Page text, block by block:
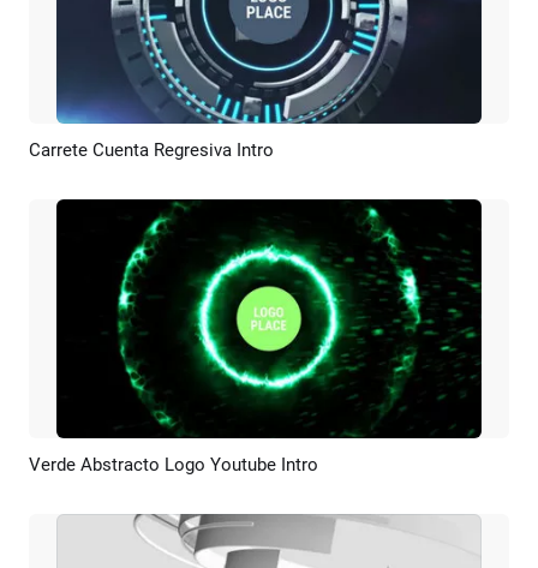
Previsualizar
Carrete Cuenta Regresiva Intro
Previsualizar Personalizar
Verde Abstracto Logo Youtube Intro